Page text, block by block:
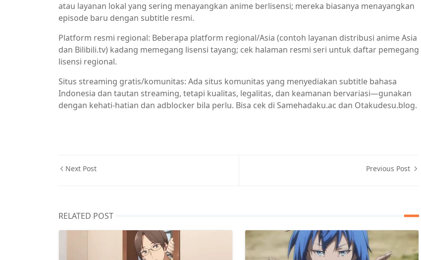
atau layanan lokal yang sering menayangkan anime berlisensi; mereka biasanya menayangkan
episode baru dengan subtitle resmi.
Platform resmi regional: Beberapa platform regional/Asia (contoh layanan distribusi anime Asia
dan Bilibili.tv) kadang memegang lisensi tayang; cek halaman resmi seri untuk daftar pemegang
lisensi regional.
Situs streaming gratis/komunitas: Ada situs komunitas yang menyediakan subtitle bahasa
Indonesia dan tautan streaming, tetapi kualitas, legalitas, dan keamanan bervariasi—gunakan
dengan kehati-hatian dan adblocker bila perlu. Bisa cek di Samehadaku.ac dan Otakudesu.blog.
Next Post Previous Post
RELATED POST